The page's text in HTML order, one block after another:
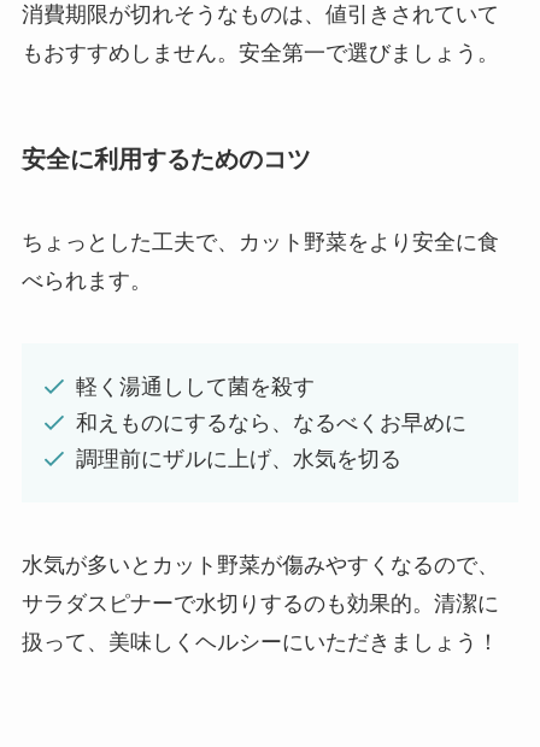
消費期限が切れそうなものは、値引きされていて
もおすすめしません。安全第一で選びましょう。
安全に利用するためのコツ
ちょっとした工夫で、カット野菜をより安全に食
べられます。
軽く湯通しして菌を殺す
和えものにするなら、なるべくお早めに
調理前にザルに上げ、水気を切る
水気が多いとカット野菜が傷みやすくなるので、
サラダスピナーで水切りするのも効果的。清潔に
扱って、美味しくヘルシーにいただきましょう！